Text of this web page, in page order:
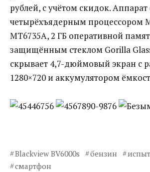
рублей, с учётом скидок. Аппарат
четырёхъядерным процессором
MT6735A, 2 ГБ оперативной
защищённым стеклом Gorilla
скрывает 4,7-дюймовый экран с
1280×720 и аккумулятором
Blackview BV6000s бензин
смартфон